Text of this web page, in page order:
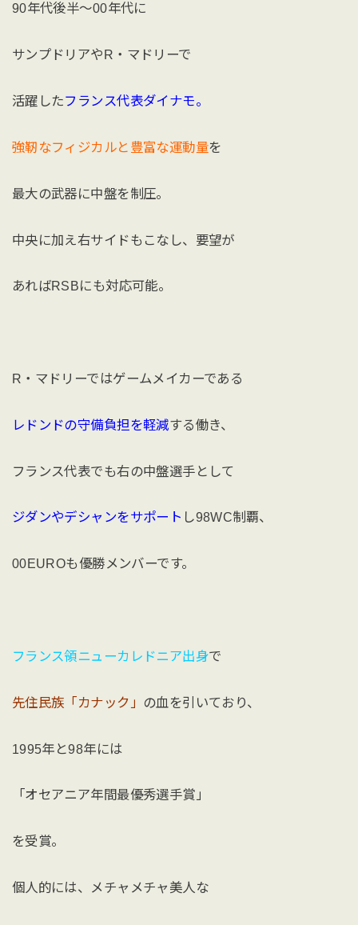
90年代後半〜00年代に
サンプドリアやR・マドリーで
活躍したフランス代表ダイナモ。
強靭なフィジカルと豊富な運動量を
最大の武器に中盤を制圧。
中央に加え右サイドもこなし、要望が
あればRSBにも対応可能。
R・マドリーではゲームメイカーである
レドンドの守備負担を軽減する働き、
フランス代表でも右の中盤選手として
ジダンやデシャンをサポート し98WC制覇、
00EUROも優勝メンバーです。
フランス領ニューカレドニア出身で
先住民族「カナック」 の血を引いており、
1995年と98年には
「オセアニア年間最優秀選手賞」
を受賞。
個人的には、メチャメチャ美人な